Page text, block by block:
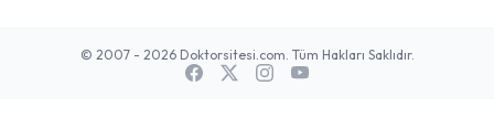
© 2007 - 2026 Doktorsitesi.com. Tüm Hakları Saklıdır.